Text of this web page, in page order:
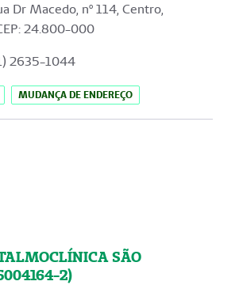
Dr Macedo, nº 114, Centro,
24.800-000
2635-1044
MUDANÇA DE ENDEREÇO
SÃO
2)